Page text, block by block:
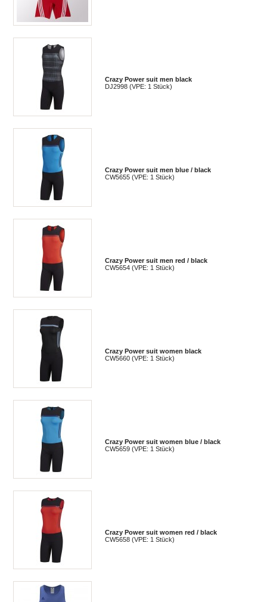
Crazy Power suit men black
DJ2998 (VPE: 1 Stück)
Crazy Power suit men blue / black
CW5655 (VPE: 1 Stück)
Crazy Power suit men red / black
CW5654 (VPE: 1 Stück)
Crazy Power suit women black
CW5660 (VPE: 1 Stück)
Crazy Power suit women blue / black
CW5659 (VPE: 1 Stück)
Crazy Power suit women red / black
CW5658 (VPE: 1 Stück)